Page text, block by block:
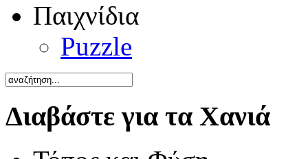
Παιχνίδια
Puzzle
Διαβάστε για τα Χανιά